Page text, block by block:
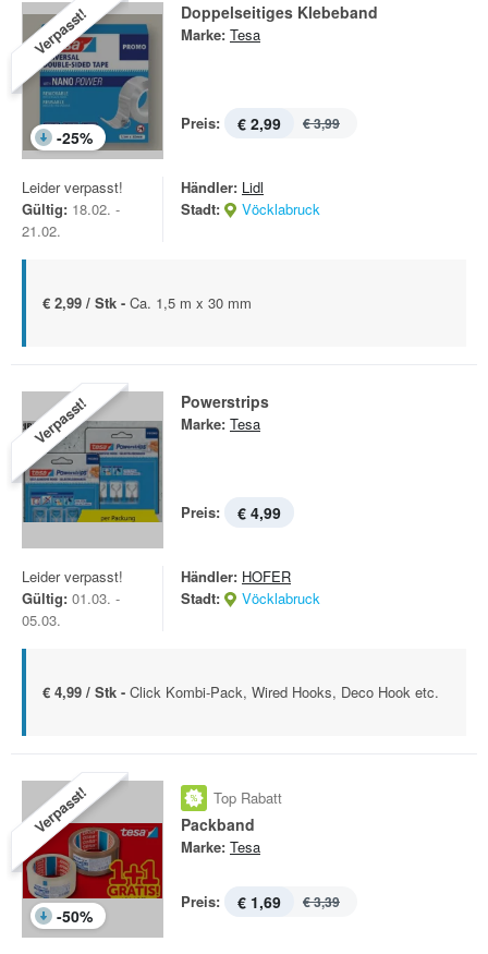
Verpasst!
-25%
Doppelseitiges Klebeband
Marke: Tesa
Preis: € 2,99 € 3,99
Leider verpasst!
Gültig: 18.02. -
21.02.
Händler: Lidl
Stadt:
Vöcklabruck
€ 2,99 / Stk - Ca. 1,5 m x 30 mm
Verpasst! Powerstrips
Marke: Tesa
Preis: € 4,99
Leider verpasst!
Gültig: 01.03. -
05.03.
Händler: HOFER
Stadt:
Vöcklabruck
€ 4,99 / Stk - Click Kombi-Pack, Wired Hooks, Deco Hook etc.
Verpasst!
-50%
Top Rabatt
Packband
Marke: Tesa
Preis: € 1,69 € 3,39